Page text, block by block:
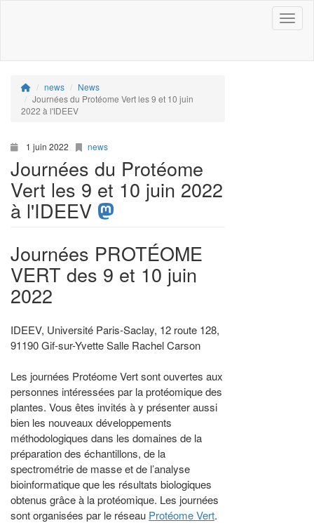
news
News
Journées du Protéome Vert les 9 et 10 juin
2022 à l'IDEEV
1 juin 2022 news
Journées du Protéome
Vert les 9 et 10 juin 2022
à l'IDEEV
Journées PROTÉOME
VERT des 9 et 10 juin
2022
IDEEV, Université Paris-Saclay, 12 route 128,
91190 Gif-sur-Yvette Salle Rachel Carson
Les journées Protéome Vert sont ouvertes aux
personnes intéressées par la protéomique des
plantes. Vous êtes invités à y présenter aussi
bien les nouveaux développements
méthodologiques dans les domaines de la
préparation des échantillons, de la
spectrométrie de masse et de l’analyse
bioinformatique que les résultats biologiques
obtenus grâce à la protéomique. Les journées
sont organisées par le réseau Protéome Vert.